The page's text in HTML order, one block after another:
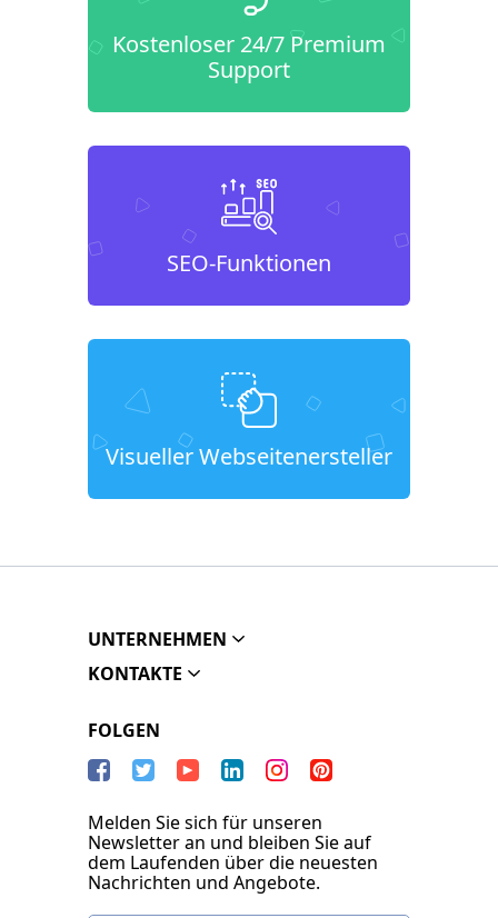
Kostenloser 24/7 Premium
Support
SEO-Funktionen
Visueller Webseitenersteller
UNTERNEHMEN
KONTAKTE
FOLGEN
Melden Sie sich für unseren
Newsletter an und bleiben Sie auf
dem Laufenden über die neuesten
Nachrichten und Angebote.